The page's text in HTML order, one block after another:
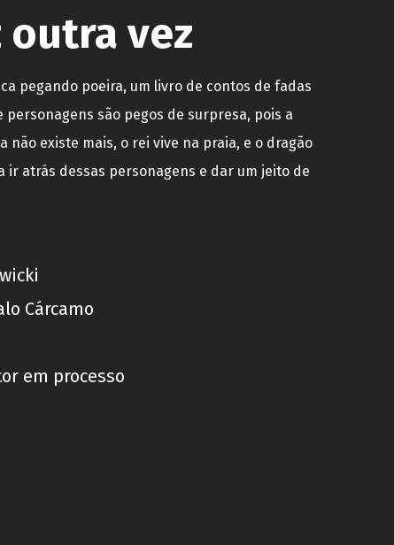
outra vez
pegando poeira, um livro de contos de fadas
são pegos de surpresa, pois a
existe mais, o rei vive na praia, e o dragão
atrás dessas personagens e dar um jeito de
Cárcamo
em processo